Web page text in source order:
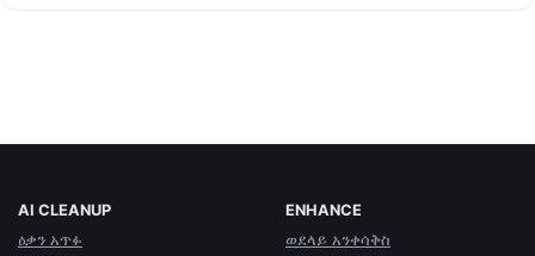
AI CLEANUP
ዕቃን አጥፉ
ENHANCE
ወደላይ አንቀሳቅስ